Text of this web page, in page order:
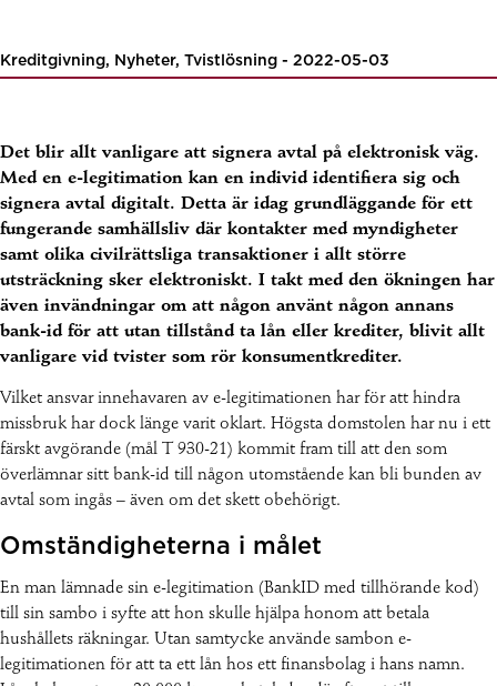
Kreditgivning, Nyheter, Tvistlösning - 2022-05-03
Det blir allt vanligare att signera avtal på elektronisk väg.
Med en e-legitimation kan en individ identifiera sig och
signera avtal digitalt. Detta är idag grundläggande för ett
fungerande samhällsliv där kontakter med myndigheter
samt olika civilrättsliga transaktioner i allt större
utsträckning sker elektroniskt. I takt med den ökningen har
även invändningar om att någon använt någon annans
bank-id för att utan tillstånd ta lån eller krediter, blivit allt
vanligare vid tvister som rör konsumentkrediter.
Vilket ansvar innehavaren av e-legitimationen har för att hindra
missbruk har dock länge varit oklart. Högsta domstolen har nu i ett
färskt avgörande (mål T 930-21) kommit fram till att den som
överlämnar sitt bank-id till någon utomstående kan bli bunden av
avtal som ingås – även om det skett obehörigt.
Omständigheterna i målet
En man lämnade sin e-legitimation (BankID med tillhörande kod)
till sin sambo i syfte att hon skulle hjälpa honom att betala
hushållets räkningar. Utan samtycke använde sambon e-
legitimationen för att ta ett lån hos ett finansbolag i hans namn.